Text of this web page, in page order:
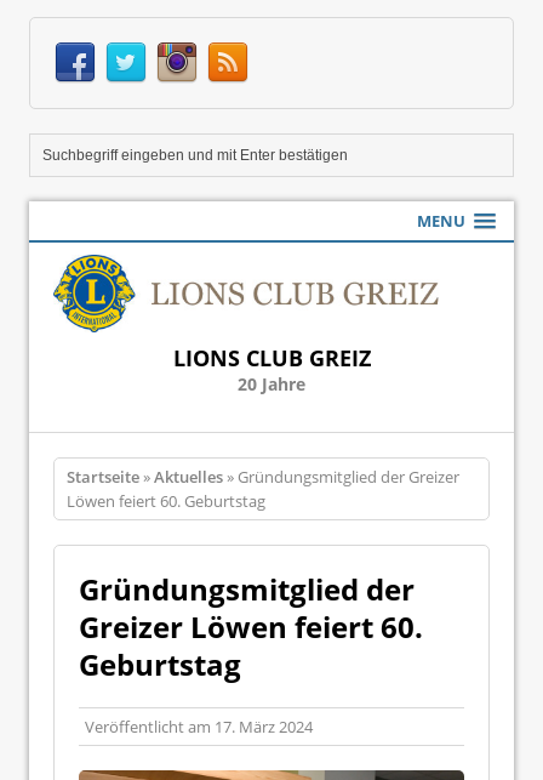
MENU
LIONS CLUB GREIZ
20 Jahre
Startseite»Aktuelles» Gründungsmitglied der Greizer
Löwen feiert 60. Geburtstag
Gründungsmitglied der
Greizer Löwen feiert 60.
Geburtstag
Veröffentlicht am 17. März 2024